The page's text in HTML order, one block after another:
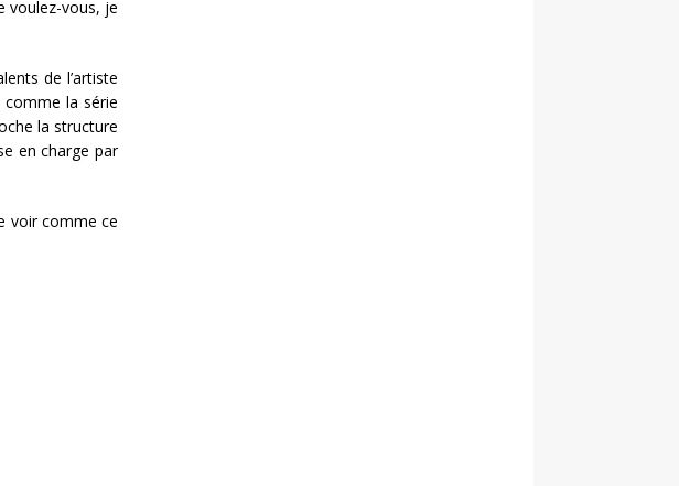
voulez-vous, je
de l’artiste
comme la série
la structure
en charge par
voir comme ce